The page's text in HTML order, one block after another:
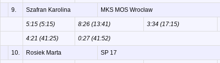
9. Szafran Karolina MKS MOS Wrocław
5:15 (5:15) 8:26 (13:41) 3:34 (17:15)
4:21 (41:25) 0:27 (41:52)
10. Rosiek Marta SP 17